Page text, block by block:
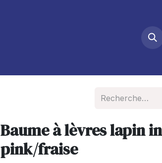
Baume à lèvres lapin
pink/fraise